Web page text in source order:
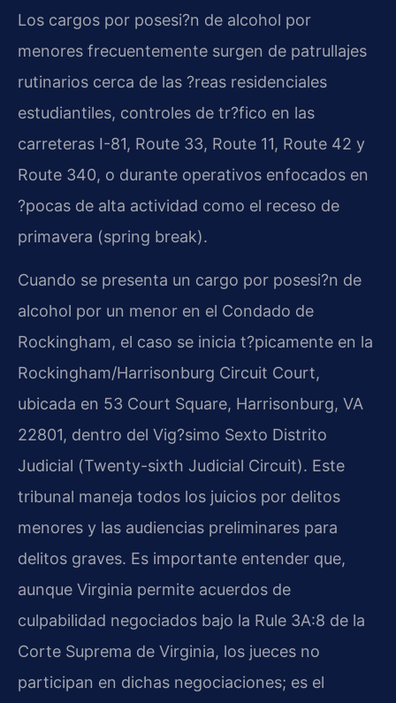
Los cargos por posesi?n de alcohol por
menores frecuentemente surgen de patrullajes
rutinarios cerca de las ?reas residenciales
estudiantiles, controles de tr?fico en las
carreteras I-81, Route 33, Route 11, Route 42 y
Route 340, o durante operativos enfocados en
?pocas de alta actividad como el receso de
primavera (spring break).
Cuando se presenta un cargo por posesi?n de
alcohol por un menor en el Condado de
Rockingham, el caso se inicia t?picamente en la
Rockingham/Harrisonburg Circuit Court,
ubicada en 53 Court Square, Harrisonburg, VA
22801, dentro del Vig?simo Sexto Distrito
Judicial (Twenty-sixth Judicial Circuit). Este
tribunal maneja todos los juicios por delitos
menores y las audiencias preliminares para
delitos graves. Es importante entender que,
aunque Virginia permite acuerdos de
culpabilidad negociados bajo la Rule 3A:8 de la
Corte Suprema de Virginia, los jueces no
participan en dichas negociaciones; es el